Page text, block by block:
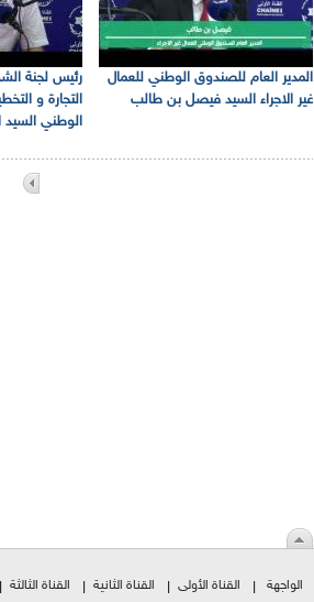
المدير العام للصندوق الوطني للعمال
غير الاجراء السيد فيصل بن طالب
رئيس لجنة
التجارة و
الوطني السيد
الواجهة القناة الأولى القناة الثانية القناة الثالثة